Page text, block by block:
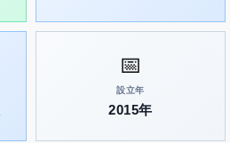
📅
設立年
2015年